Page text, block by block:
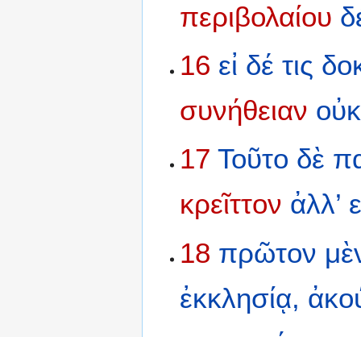
περιβολαίου
16 εἰ δέ τις
συνήθειαν οὐκ
17 Τοῦτο δὲ
κρεῖττον ἀλλ’
18 πρῶτον
ἐκκλησίᾳ,